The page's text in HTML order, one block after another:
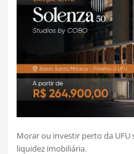
Morar ou investir perto da UFU
liquidez imobiliária.